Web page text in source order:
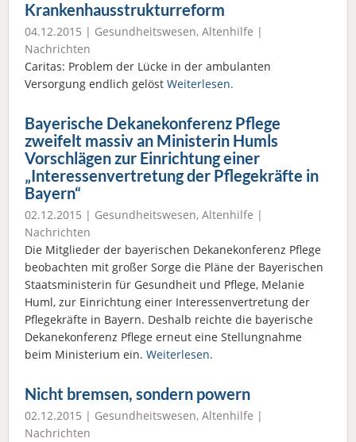
Krankenhausstrukturreform
04.12.2015 | Gesundheitswesen, Altenhilfe |
Nachrichten
Caritas: Problem der Lücke in der ambulanten
Versorgung endlich gelöst Weiterlesen.
Bayerische Dekanekonferenz Pflege
zweifelt massiv an Ministerin Humls
Vorschlägen zur Einrichtung einer
„Interessenvertretung der Pflegekräfte in
Bayern“
02.12.2015 | Gesundheitswesen, Altenhilfe |
Nachrichten
Die Mitglieder der bayerischen Dekanekonferenz Pflege
beobachten mit großer Sorge die Pläne der Bayerischen
Staatsministerin für Gesundheit und Pflege, Melanie
Huml, zur Einrichtung einer Interessenvertretung der
Pflegekräfte in Bayern. Deshalb reichte die bayerische
Dekanekonferenz Pflege erneut eine Stellungnahme
beim Ministerium ein. Weiterlesen.
Nicht bremsen, sondern powern
02.12.2015 | Gesundheitswesen, Altenhilfe |
Nachrichten